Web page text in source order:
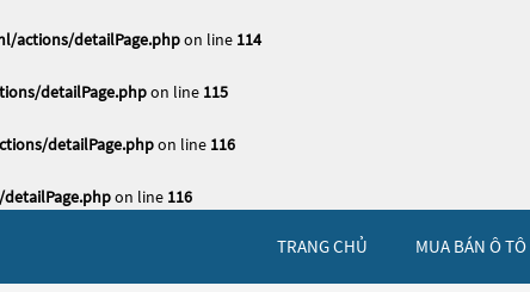
actions/detailPage.phpon line 114
detailPage.phpon line 115
detailPage.phpon line 116
on line 116
TRANG CHỦ MUA BÁN Ô TÔ